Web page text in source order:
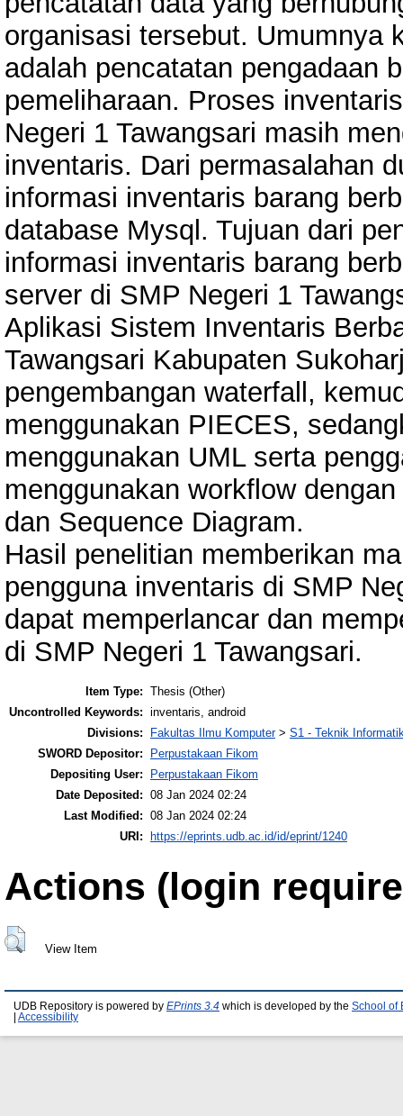
organisasi tersebut. Umumnya
adalah pencatatan pengadaan
pemeliharaan. Proses
Negeri 1 Tawangsari masih
inventaris. Dari permasalahan
informasi inventaris barang
database Mysql. Tujuan dari
informasi inventaris barang
server di SMP Negeri 1
Aplikasi Sistem Inventaris
Tawangsari Kabupaten
pengembangan waterfall,
menggunakan PIECES,
menggunakan UML serta
menggunakan workflow
dan Sequence Diagram.
Hasil penelitian memberikan
pengguna inventaris di SMP
dapat memperlancar dan
di SMP Negeri 1 Tawangsari.
Item Type: Thesis (Other)
Uncontrolled Keywords: inventaris, android
Divisions:
Fakultas Ilmu Komputer> S1 - Teknik
SWORD Depositor:
Perpustakaan Fikom
Depositing User:
Perpustakaan Fikom
Date Deposited: 08 Jan 2024 02:24
Last Modified: 08 Jan 2024 02:24
URI:
https://eprints.udb.ac.id/id/eprint/1240
Actions (login
View Item
UDB Repository is powered by EPrints 3.4 which is developed by the School of
Accessibility